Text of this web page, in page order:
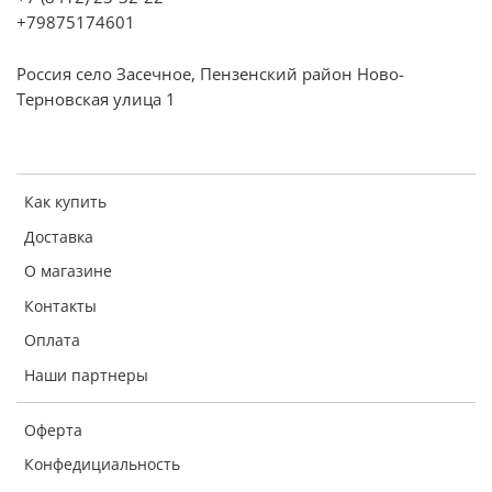
Как купить
Доставка
О магазине
Контакты
Оплата
Наши партнеры
Оферта
Конфедициальность
+79875174601
Россия село Засечное, Пензенский район Ново-
Терновская улица 1